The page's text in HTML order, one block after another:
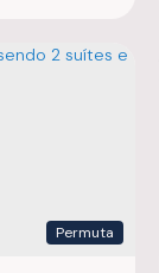
Permuta